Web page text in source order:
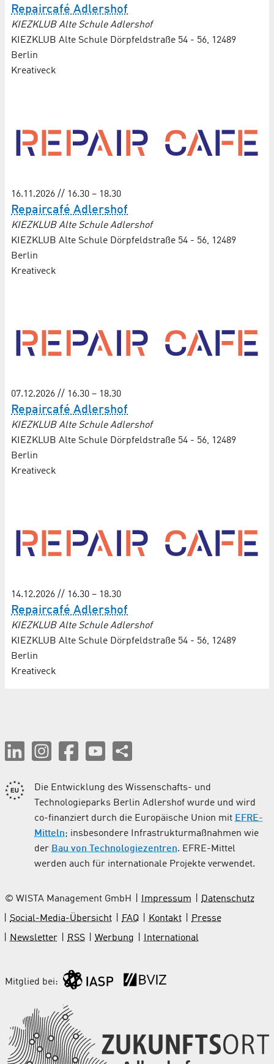
Repaircafé Adlershof
KIEZKLUB Alte Schule Adlershof
KIEZKLUB Alte Schule Dörpfeldstraße 54 - 56, 12489
Berlin
Kreativeck
16.11.2026 // 16.30 – 18.30
Repaircafé Adlershof
KIEZKLUB Alte Schule Adlershof
KIEZKLUB Alte Schule Dörpfeldstraße 54 - 56, 12489
Berlin
Kreativeck
07.12.2026 // 16.30 – 18.30
Repaircafé Adlershof
KIEZKLUB Alte Schule Adlershof
KIEZKLUB Alte Schule Dörpfeldstraße 54 - 56, 12489
Berlin
Kreativeck
14.12.2026 // 16.30 – 18.30
Repaircafé Adlershof
KIEZKLUB Alte Schule Adlershof
KIEZKLUB Alte Schule Dörpfeldstraße 54 - 56, 12489
Berlin
Kreativeck
Die Entwicklung des Wissenschafts- und
Technologieparks Berlin Adlershof wurde und wird
co-finanziert durch die Europäische Union mit EFRE-
Mitteln; insbesondere Infrastrukturmaßnahmen wie
der Bau von Technologiezentren. EFRE-Mittel
werden auch für internationale Projekte verwendet.
© WISTA Management GmbH Impressum
Datenschutz
Social-Media-Übersicht
FAQ Kontakt
Presse
Newsletter
RSS Werbung International
Mitglied bei: